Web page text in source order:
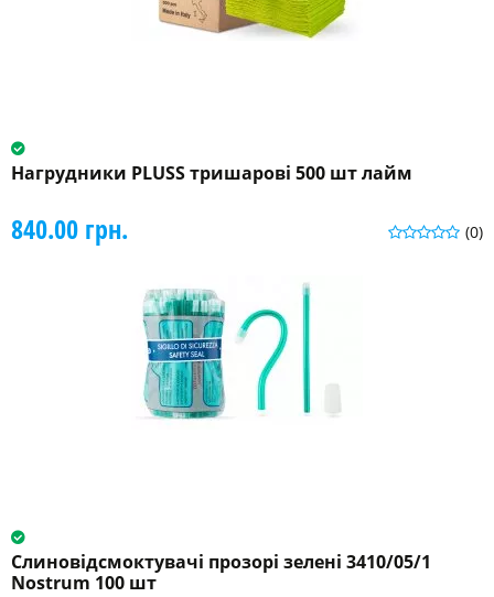
Нагрудники PLUSS тришарові 500 шт лайм
(0)
840.00 грн.
Слиновідсмоктувачі прозорі зелені 3410/05/1
Nostrum 100 шт